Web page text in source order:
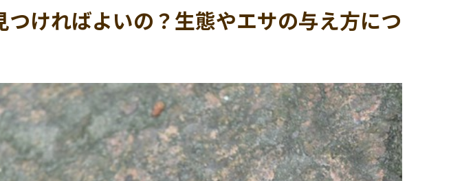
ければよいの？生態やエサの与え方につ